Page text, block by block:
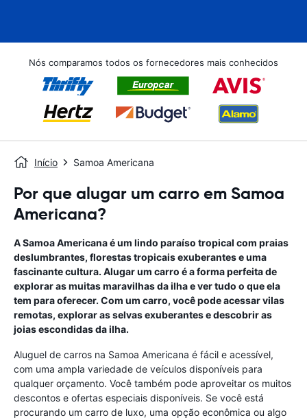
Nós comparamos todos os fornecedores mais conhecidos
Início Samoa Americana
Por que alugar um carro em Samoa
Americana?
A Samoa Americana é um lindo paraíso tropical com praias
deslumbrantes, florestas tropicais exuberantes e uma
fascinante cultura. Alugar um carro é a forma perfeita de
explorar as muitas maravilhas da ilha e ver tudo o que ela
tem para oferecer. Com um carro, você pode acessar vilas
remotas, explorar as selvas exuberantes e descobrir as
joias escondidas da ilha.
Aluguel de carros na Samoa Americana é fácil e acessível,
com uma ampla variedade de veículos disponíveis para
qualquer orçamento. Você também pode aproveitar os muitos
descontos e ofertas especiais disponíveis. Se você está
procurando um carro de luxo, uma opção econômica ou algo